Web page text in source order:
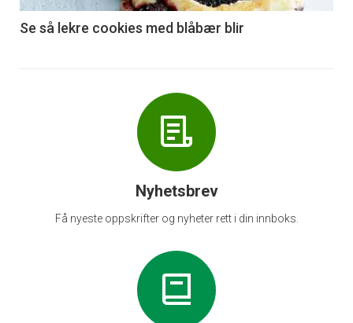
6
Se så lekre cookies med blåbær blir
Nyhetsbrev
Få nyeste oppskrifter og nyheter rett i din innboks.